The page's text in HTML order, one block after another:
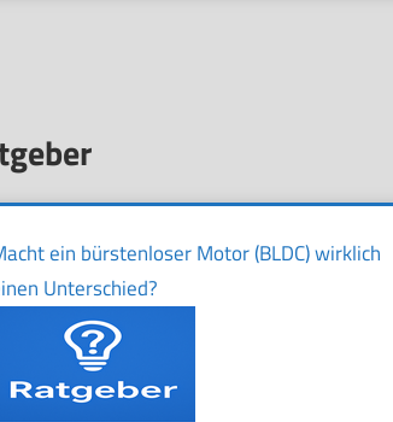
ein bürstenloser Motor (BLDC) wirklich
Unterschied?